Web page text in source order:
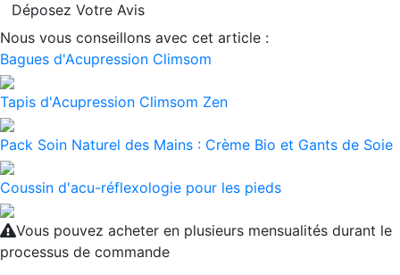
Déposez Votre Avis
Nous vous conseillons avec cet article :
Bagues d'Acupression Climsom
Tapis d'Acupression Climsom Zen
Pack Soin Naturel des Mains : Crème Bio et Gants de Soie
Coussin d'acu-réflexologie pour les pieds
Vous pouvez acheter en plusieurs mensualités durant le
processus de commande